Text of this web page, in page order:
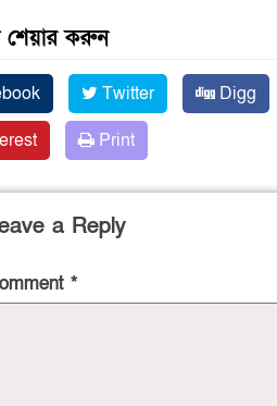
শেয়ার করুন
Twitter Digg
Print
a Reply
*